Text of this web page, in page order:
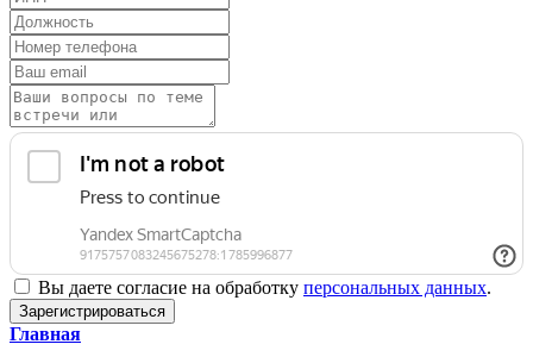
Вы даете согласие на обработку персональных данных.
Зарегистрироваться
Главная